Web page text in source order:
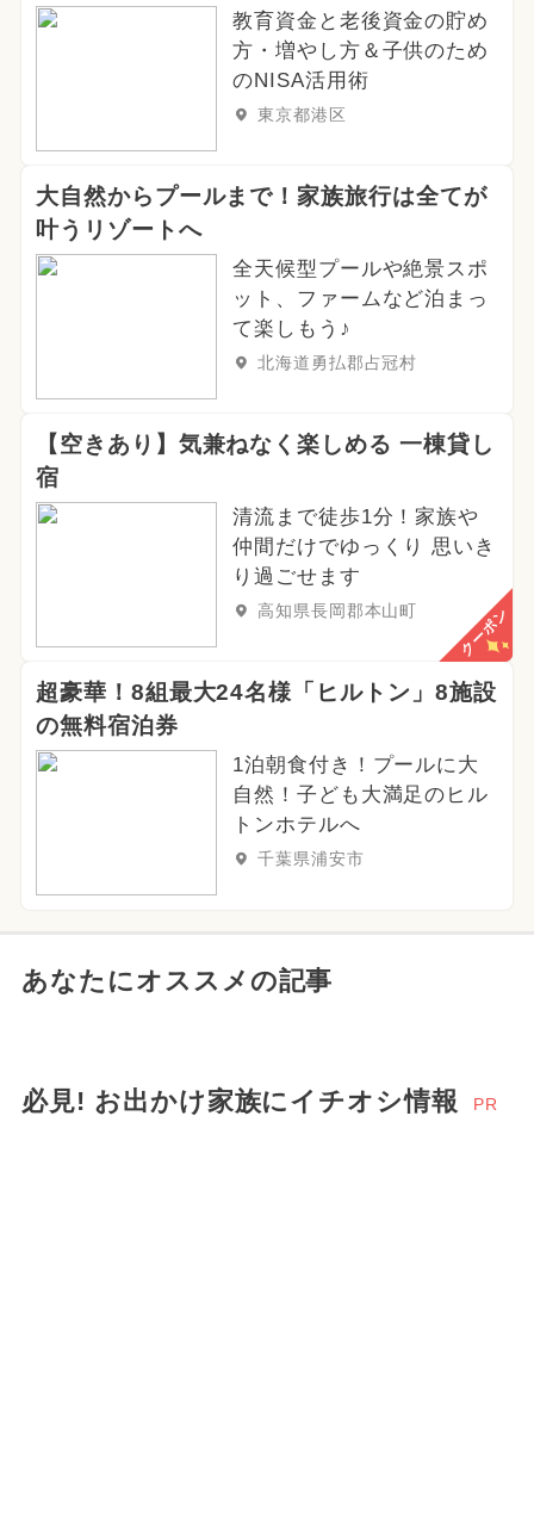
教育資金と老後資金の貯め
方・増やし方＆子供のため
のNISA活用術
東京都港区
大自然からプールまで！家族旅行は全てが
叶うリゾートへ
全天候型プールや絶景スポ
ット、ファームなど泊まっ
て楽しもう♪
北海道勇払郡占冠村
【空きあり】気兼ねなく楽しめる 一棟貸し
宿
清流まで徒歩1分！家族や
仲間だけでゆっくり 思いき
り過ごせます
高知県長岡郡本山町 クーポン
超豪華！8組最大24名様「ヒルトン」8施設
の無料宿泊券
1泊朝食付き！プールに大
自然！子ども大満足のヒル
トンホテルへ
千葉県浦安市
あなたにオススメの記事
必見! お出かけ家族にイチオシ情報 PR